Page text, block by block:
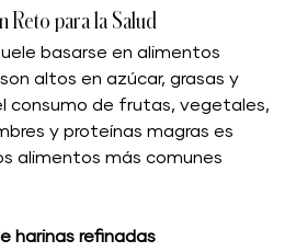
Reto para la Salud
basarse en alimentos
altos en azúcar, grasas y
consumo de frutas, vegetales,
y proteínas magras es
alimentos más comunes
harinas refinadas